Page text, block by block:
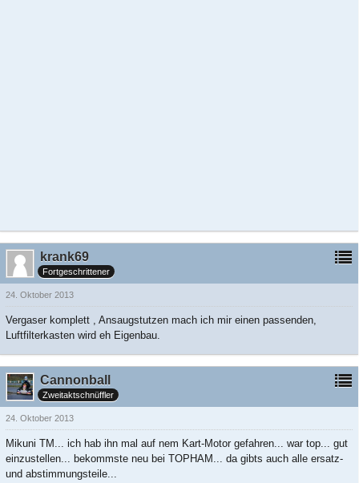
krank69
Fortgeschrittener
24. Oktober 2013
Vergaser komplett , Ansaugstutzen mach ich mir einen passenden,
Luftfilterkasten wird eh Eigenbau.
Cannonball
Zweitaktschnüffler
24. Oktober 2013
Mikuni TM... ich hab ihn mal auf nem Kart-Motor gefahren... war top... gut
einzustellen... bekommste neu bei TOPHAM... da gibts auch alle ersatz-
und abstimmungsteile...